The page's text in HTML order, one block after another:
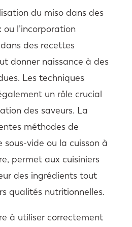
du miso dans des
l’incorporation
des recettes
donner naissance à des
Les techniques
un rôle crucial
des saveurs. La
méthodes de
sous-vide ou la cuisson à
permet aux cuisiniers
des ingrédients tout
qualités nutritionnelles.
à utiliser correctement